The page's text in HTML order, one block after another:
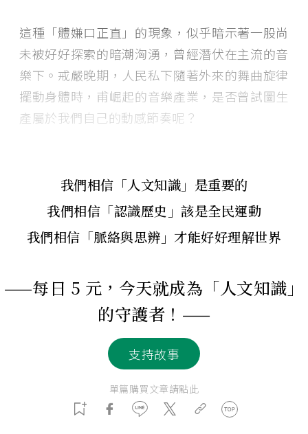
這種「體嫌口正直」的現象，似乎暗示著一股尚
未被好好探索的暗潮洶湧，曾經潛伏在主流的音
樂下。戒嚴晚期，人民私下隨著外來的舞曲旋律
擺動身體時，甫崛起的音樂產業，是否曾試圖生
產屬於我們自己的動感節奏呢？
我們相信「人文知識」是重要的
我們相信「認識歷史」該是全民運動
我們相信「脈絡與思辨」才能好好理解世界
——每日 5 元，今天就成為「人文知識」
的守護者！——
支持故事
單篇購買文章請點此